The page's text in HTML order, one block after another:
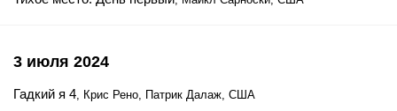
3 июля 2024
Гадкий я 4, Крис Рено, Патрик Далаж, США